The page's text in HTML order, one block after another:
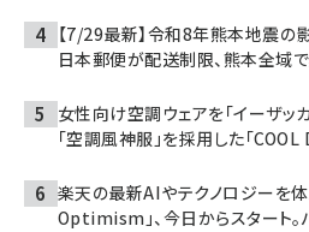
【7/29最新】令和8年熊本地震の
日本郵便が配送制限、熊本全域
女性向け空調ウェアを「イーザッ
「空調風神服」を採用した「COOL
楽天の最新AIやテクノロジーを
Optimism」、今日からスタート